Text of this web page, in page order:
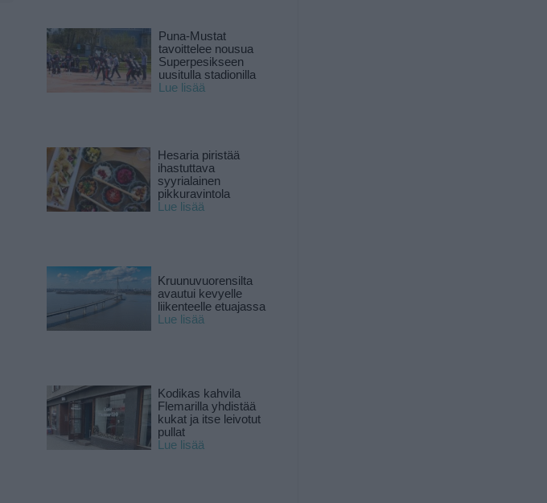
Puna-Mustat
tavoittelee nousua
Superpesikseen
uusitulla stadionilla
Lue lisää
Hesaria piristää
ihastuttava
syyrialainen
pikkuravintola
Lue lisää
Kruunuvuorensilta
avautui kevyelle
liikenteelle etuajassa
Lue lisää
Kodikas kahvila
Flemarilla yhdistää
kukat ja itse leivotut
pullat
Lue lisää